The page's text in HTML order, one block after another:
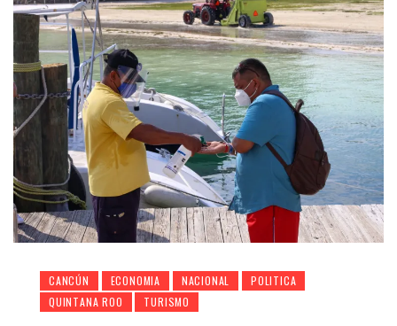
CANCÚN ECONOMIA NACIONAL
POLITICA
QUINTANA ROO
TURISMO